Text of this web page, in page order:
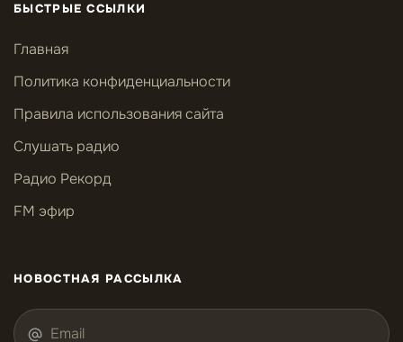
БЫСТРЫЕ ССЫЛКИ
Главная
Политика конфиденциальности
Правила использования сайта
Слушать радио
Радио Рекорд
FM эфир
НОВОСТНАЯ РАССЫЛКА